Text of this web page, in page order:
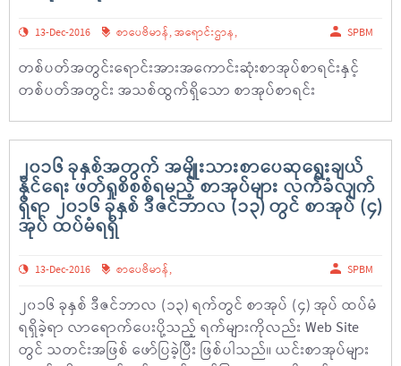
13-Dec-2016 စာပေဗိမာန်,အရောင်းဌာန, SPBM
တစ်ပတ်အတွင်းရောင်းအားအကောင်းဆုံးစာအုပ်စာရင်းနှင့်
တစ်ပတ်အတွင်း အသစ်ထွက်ရှိသော စာအုပ်စာရင်း
၂၀၁၆ ခုနှစ်အတွက် အမျိုးသားစာပေဆုရွေးချယ်
နိုင်ရေး ဖတ်ရှုစိစစ်ရမည့် စာအုပ်များ လက်ခံလျက်
ရှိရာ ၂၀၁၆ ခုနှစ် ဒီဇင်ဘာလ (၁၃) တွင် စာအုပ် (၄)
အုပ် ထပ်မံရရှိ
13-Dec-2016 စာပေဗိမာန်, SPBM
၂၀၁၆ ခုနှစ် ဒီဇင်ဘာလ (၁၃) ရက်တွင် စာအုပ် (၄) အုပ် ထပ်မံ
ရရှိခဲ့ရာ လာရောက်ပေးပို့သည့် ရက်များကိုလည်း Web Site
တွင် သတင်းအဖြစ် ဖော်ပြခဲ့ပြီး ဖြစ်ပါသည်။ ယင်းစာအုပ်များ